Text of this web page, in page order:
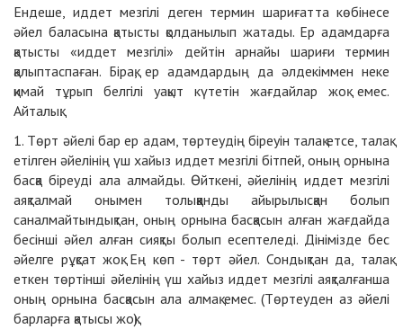
Ендеше, иддет мезгілі деген термин шариғатта көбінесе
әйел баласына қатысты қолданылып жатады. Ер адамдарға
қатысты «иддет мезгілі» дейтін арнайы шариғи термин
қалыптаспаған. Бірақ, ер адамдардың да әлдекіммен неке
қимай тұрып белгілі уақыт күтетін жағдайлар жоқ емес.
Айталық:
1. Төрт әйелі бар ер адам, төртеудің біреуін талақ етсе, талақ
етілген әйелінің үш хайыз иддет мезгілі бітпей, оның орнына
басқа біреуді ала алмайды. Өйткені, әйелінің иддет мезгілі
аяқталмай онымен толыққанды айырылысқан болып
саналмайтындықтан, оның орнына басқасын алған жағдайда
бесінші әйел алған сияқты болып есептеледі. Дінімізде бес
әйелге рұқсат жоқ. Ең көп - төрт әйел. Сондықтан да, талақ
еткен төртінші әйелінің үш хайыз иддет мезгілі аяқталғанша
оның орнына басқасын ала алмақ емес. (Төртеуден аз әйелі
барларға қатысы жоқ).